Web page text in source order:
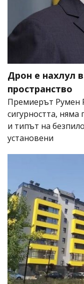
Дрон е нахлул
пространство
Премиерът Румен
сигурността,
и типът на
установени